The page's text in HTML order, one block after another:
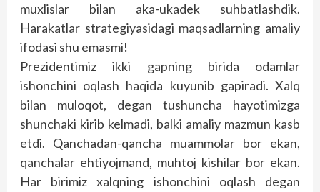
muxlislar bilan aka-ukadek suhbatlashdik.
Harakatlar strategiyasidagi maqsadlarning amaliy
ifodasi shu emasmi!
Prezidentimiz ikki gapning birida odamlar
ishonchini oqlash haqida kuyunib gapiradi. Xalq
bilan muloqot, degan tushuncha hayotimizga
shunchaki kirib kelmadi, balki amaliy mazmun kasb
etdi. Qanchadan-qancha muammolar bor ekan,
qanchalar ehtiyojmand, muhtoj kishilar bor ekan.
Har birimiz xalqning ishonchini oqlash degan